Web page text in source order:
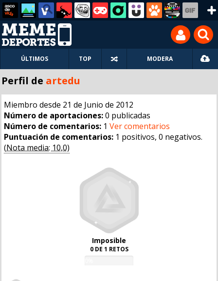
ÚLTIMOS TOP MODERA
Perfil de artedu
Miembro desde 21 de Junio de 2012
Número de aportaciones:0 publicadas
Número de comentarios: 1 Ver comentarios
Puntuación de comentarios: 1 positivos, 0 negativos.
(Nota media: 10,0)
Imposible
0 DE 1 RETOS